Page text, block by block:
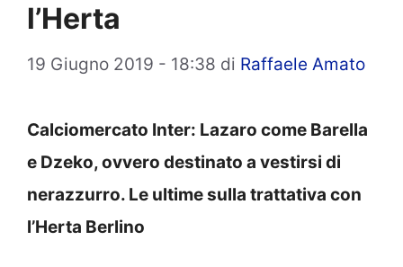
l’Herta
19 Giugno 2019 - 18:38 di Raffaele Amato
Calciomercato Inter: Lazaro come Barella
e Dzeko, ovvero destinato a vestirsi di
nerazzurro. Le ultime sulla trattativa con
l’Herta Berlino